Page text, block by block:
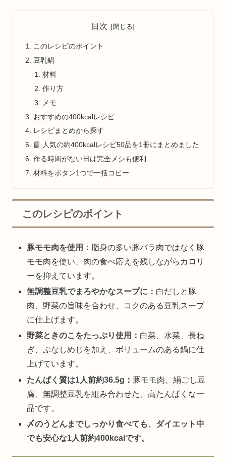
目次
このレシピのポイント
豆乳鍋
材料
作り方
メモ
おすすめの400kcalレシピ
レシピまとめから探す
📘 人気の約400kcalレシピ50品を1冊にまとめました
作る時間がない日は完全メシも便利
材料をボタン1つで一括コピー
このレシピのポイント
豚モモ肉を使用： 脂身の多い豚バラ肉ではなく豚
モモ肉を使い、肉の食べ応えを残しながらカロリ
ーを抑えています。
無調整豆乳でまろやかなスープに： 白だしと豚
肉、野菜の旨味を合わせ、コクのある豆乳スープ
に仕上げます。
野菜ときのこをたっぷり使用： 白菜、水菜、長ね
ぎ、ぶなしめじを加え、ボリュームのある鍋に仕
上げています。
たんぱく質は1人前約36.5g： 豚モモ肉、絹ごし豆
腐、無調整豆乳を組み合わせた、高たんぱくな一
品です。
〆のうどんまでしっかり食べても、ダイエット中
でも安心な1人前約400kcalです。